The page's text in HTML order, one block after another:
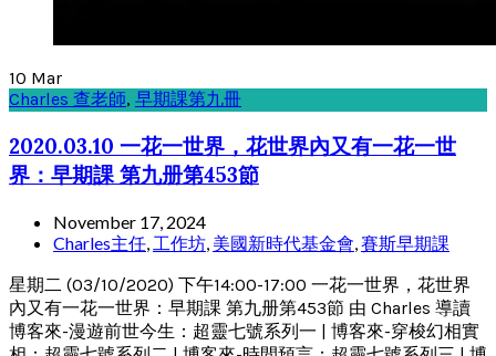
10 Mar
Charles 查老師, 早期課第九冊
2020.03.10 一花一世界，花世界內又有一花一世
界：早期課 第九册第453節
November 17, 2024
Charles主任 工作坊 美國新時代基金會 賽斯早期課
星期二 (03/10/2020) 下午14:00-17:00 一花一世界，花世界
內又有一花一世界：早期課 第九册第453節 由 Charles 導讀
博客來-漫遊前世今生：超靈七號系列一 | 博客來-穿梭幻相實